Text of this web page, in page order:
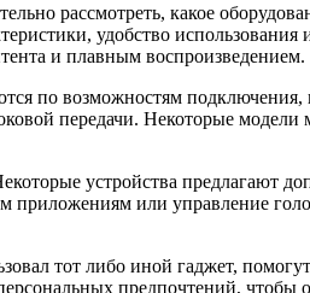
рассмотреть, какое
удобство использования
и плавным воспроизведением.
по возможностям
передачи. Некоторые модели
устройства предлагают
приложениям или управление
тот либо иной гаджет,
предпочтений, чтобы